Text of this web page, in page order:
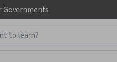
Governments